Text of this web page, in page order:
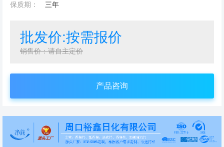
保质期：
三年
批发价:按需报价
销售价：请自主定价
产品咨询